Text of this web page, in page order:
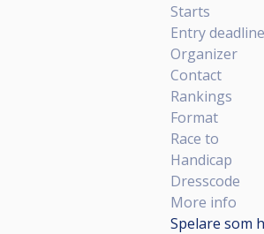
Starts
Entry deadline
Organizer
Contact
Rankings
Format
Race to
Handicap
Dresscode
More info
Spelare som